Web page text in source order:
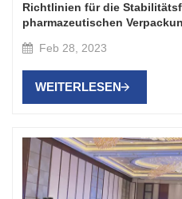
Richtlinien für die
pharmazeutischen
Feb 28, 2023
WEITERLESEN